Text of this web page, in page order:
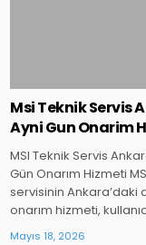
Msi Teknik Servis
Ayni Gun Onarim
MSI Teknik Servis
Gün Onarım Hizmeti
servisinin Ankara’daki
onarım hizmeti,
Mayıs 18, 2026